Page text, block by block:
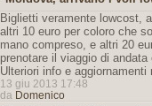
Biglietti veramente lowcost,
altri 10 euro per coloro che
mano compreso, e altri 20
prenotare il viaggio di
Ulteriori info e aggiornamenti
13 giu 2013 17:48
da Domenico